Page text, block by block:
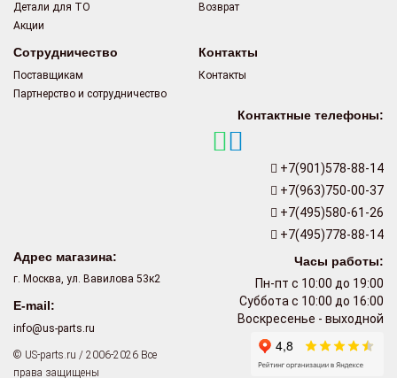
Детали для ТО
Акции
Возврат
Сотрудничество
Поставщикам
Партнерство и сотрудничество
Контакты
Контакты
Контактные телефоны:
+7(901)578-88-14
+7(963)750-00-37
+7(495)580-61-26
+7(495)778-88-14
Часы работы:
Пн-пт с 10:00 до 19:00
Суббота с 10:00 до 16:00
Воскресенье - выходной
Адрес магазина:
г. Москва, ул. Вавилова 53к2
E-mail:
info@us-parts.ru
© US-parts.ru / 2006-2026 Все
права защищены